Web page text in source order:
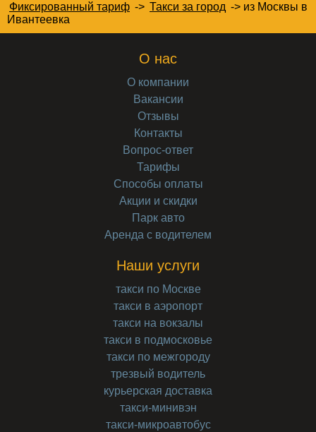
Фиксированный тариф -> Такси за город -> из Москвы в
Ивантеевка
О нас
О компании
Вакансии
Отзывы
Контакты
Вопрос-ответ
Тарифы
Способы оплаты
Акции и скидки
Парк авто
Аренда с водителем
Наши услуги
такси по Москве
такси в аэропорт
такси на вокзалы
такси в подмосковье
такси по межгороду
трезвый водитель
курьерская доставка
такси-минивэн
такси-микроавтобус